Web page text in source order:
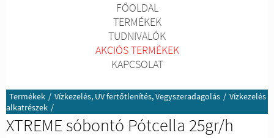
FŐOLDAL
TERMÉKEK
TUDNIVALÓK
AKCIÓS TERMÉKEK
KAPCSOLAT
Termékek / Vízkezelés, UV fertőtlenítés, Vegyszeradagolás / Vízkezelés
alkatrészek /
XTREME sóbontó Pótcella 25gr/h